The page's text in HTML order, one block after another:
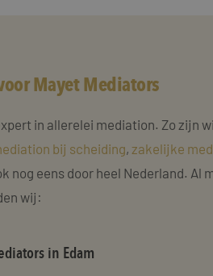
Mayet Mediators
in allerelei mediation. Zo zijn
bij scheiding, zakelijke
nog eens door heel Nederland. Al
wij:
in Edam